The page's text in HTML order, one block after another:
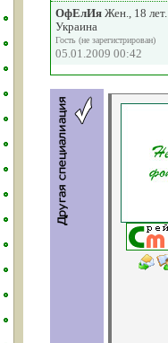
ОфЕлИя Жен., 18 лет.
Украина
Гость (не зарегистрирован)
05.01.2009 00:42